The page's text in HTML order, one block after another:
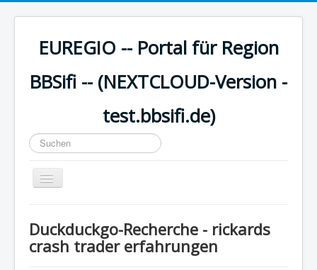
EUREGIO -- Portal für Region
BBSifi -- (NEXTCLOUD-Version -
test.bbsifi.de)
Suchen
...
Navigation
an/aus
H A U P T M E N Ü
Duckduckgo-Recherche - rickards
crash trader erfahrungen